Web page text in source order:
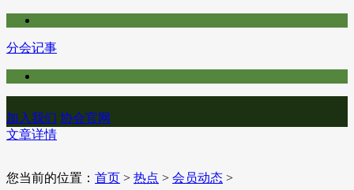
分会记事
加入我们 协会官网
文章详情
您当前的位置： 首页 > 热点 > 会员动态 >